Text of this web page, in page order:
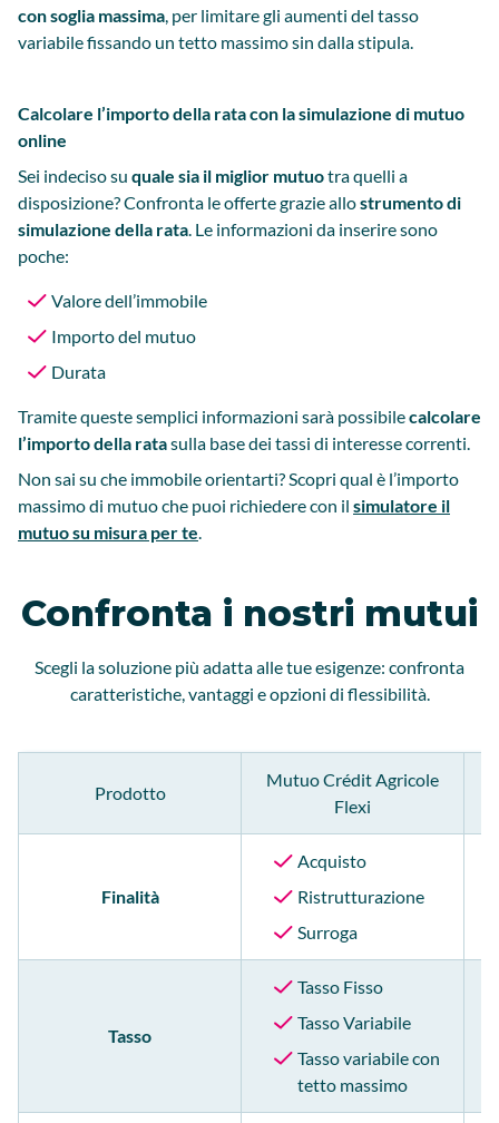
con soglia massima, per limitare gli aumenti del tasso
variabile fissando un tetto massimo sin dalla stipula.
Calcolare l’importo della rata con la simulazione di mutuo
online
Sei indeciso su quale sia il miglior mutuotra quelli a
disposizione? Confronta le offertegrazie allostrumento di
simulazione della rata. Le informazioni da inserire sono
poche:
Valore dell’immobile
Importo del mutuo
Durata
Tramite queste semplici informazioni sarà possibilecalcolare
l’importo della ratasulla base dei tassi di interesse correnti.
Non sai su che immobile orientarti? Scopri qual è l’importo
massimo di mutuo che puoi richiedere con il simulatore il
mutuo su misura per te.
Confronta i nostri mutui
Scegli la soluzione più adatta alle tue esigenze: confronta
caratteristiche, vantaggi e opzioni di flessibilità.
Prodotto
Mutuo Crédit Agricole
Flexi
Finalità
Acquisto
Ristrutturazione
Surroga
Tasso
Tasso Fisso
Tasso Variabile
Tasso variabile con
tetto massimo